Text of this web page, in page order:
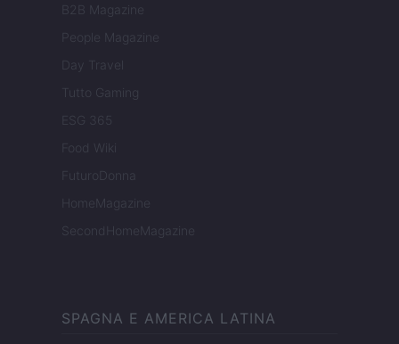
B2B Magazine
People Magazine
Day Travel
Tutto Gaming
ESG 365
Food Wiki
FuturoDonna
HomeMagazine
SecondHomeMagazine
SPAGNA E AMERICA LATINA